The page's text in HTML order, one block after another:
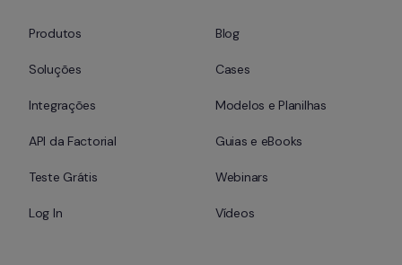
Produtos
Soluções
Integrações
API da Factorial
Teste Grátis
Log In
Blog
Cases
Modelos e Planilhas
Guias e eBooks
Webinars
Vídeos